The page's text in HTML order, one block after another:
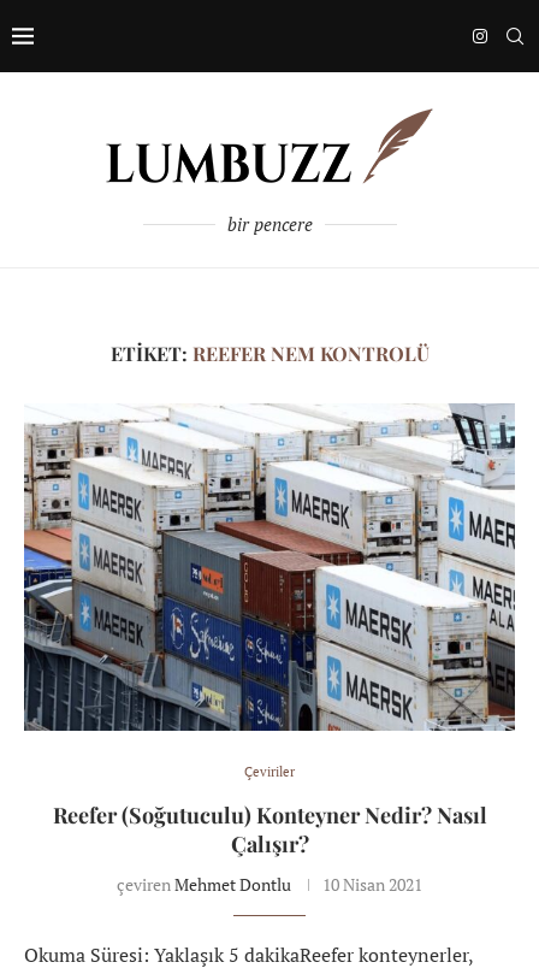
bir pencere
ETIKET: REEFER NEM KONTROLÜ
Çeviriler
Reefer (Soğutuculu) Konteyner Nedir? Nasıl
Çalışır?
çevirenMehmet Dontlu 10 Nisan 2021
Okuma Süresi: Yaklaşık 5 dakikaReefer konteynerler,